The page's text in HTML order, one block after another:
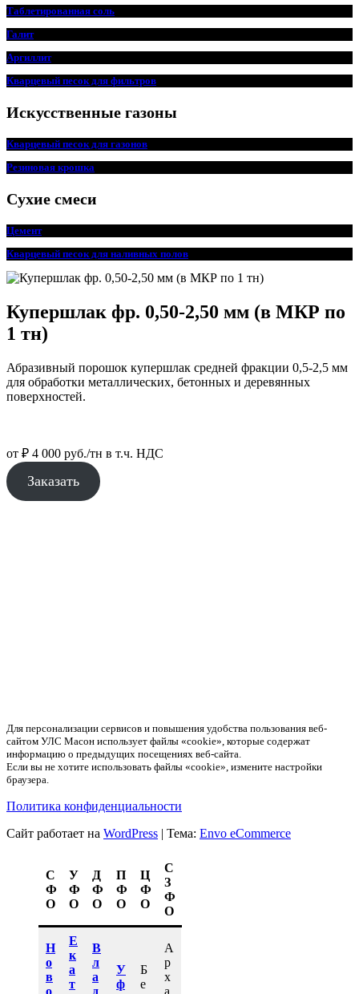
Таблетированная соль
Галит
Аргиллит
Кварцевый песок для фильтров
Искусственные газоны
Кварцевый песок для газонов
Резиновая крошка
Сухие смеси
Цемент
Кварцевый песок для наливных полов
Купершлак фр. 0,50-2,50 мм (в МКР по
1 тн)
Абразивный порошок купершлак средней фракции 0,5-2,5 мм
для обработки металлических, бетонных и деревянных
поверхностей.
от ₽ 4 000 руб./тн в т.ч. НДС
Заказать
Для персонализации сервисов и повышения удобства пользования веб-
сайтом УЛС Масон использует файлы «cookie», которые содержат
информацию о предыдущих посещениях веб-сайта.
Если вы не хотите использовать файлы «cookie», измените настройки
браузера.
Политика конфиденциальности
Сайт работает на WordPress | Тема: Envo eCommerce
С
Ф
О
У
Ф
О
Д
Ф
О
П
Ф
О
Ц
Ф
О
С
З
Ф
О
Н
о
в
о
Е
к
а
т
В
л
а
д
У
ф
Б
е
А
р
х
а